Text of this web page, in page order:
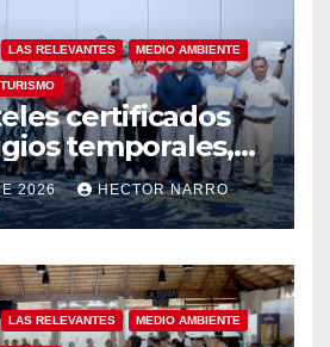
LAS RELEVANTES MEDIO AMBIENTE
TURISMO
certificados
temporales,
Los Cabos
prevención y
destino seguro
2026 HECTOR NARRO
LAS RELEVANTES MEDIO AMBIENTE